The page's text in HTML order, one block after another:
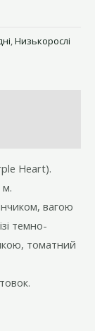
,Низькорослі
Heart).
м.
вагою
темно-
томатний